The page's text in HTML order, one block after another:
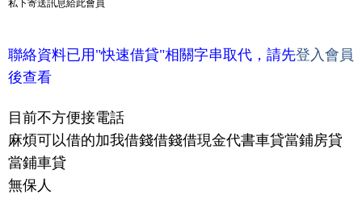
私下寄送訊息給此會員
聯絡資料已用"快速借貸"相關字串取代，請先登入會員
後查看
目前不方便接電話
麻煩可以借的加我借錢借錢借現金代書車貸當鋪房貸
當鋪車貸
無保人